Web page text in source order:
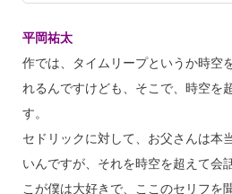
平岡祐太
作では、タイムリープというか時空
れるんですけども、そこで、時空を
す。
セドリックに対して、お父さんは本
いんですが、それを時空を超えて会
こが僕は大好きで、ここのセリフを